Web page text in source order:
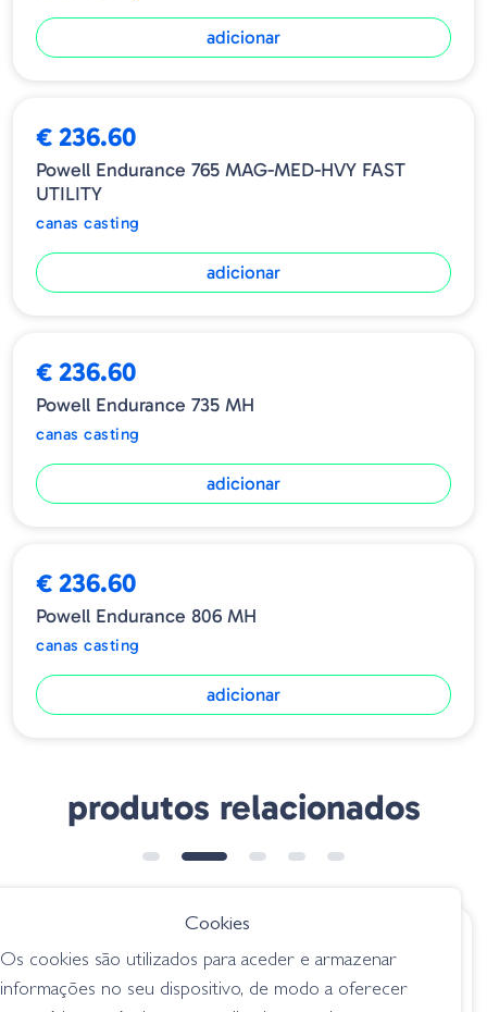
adicionar
€ 236.60
Powell Endurance 765 MAG-MED-HVY FAST
UTILITY
canas casting
adicionar
€ 236.60
Powell Endurance 735 MH
canas casting
adicionar
€ 236.60
Powell Endurance 806 MH
canas casting
adicionar
produtos relacionados
€ 271.15
Powell Naked 6104
CB
Major Craft Cana
Benkei Casting 6.6"
Cookies
Os cookies são utilizados para aceder e armazenar
informações no seu dispositivo, de modo a oferecer